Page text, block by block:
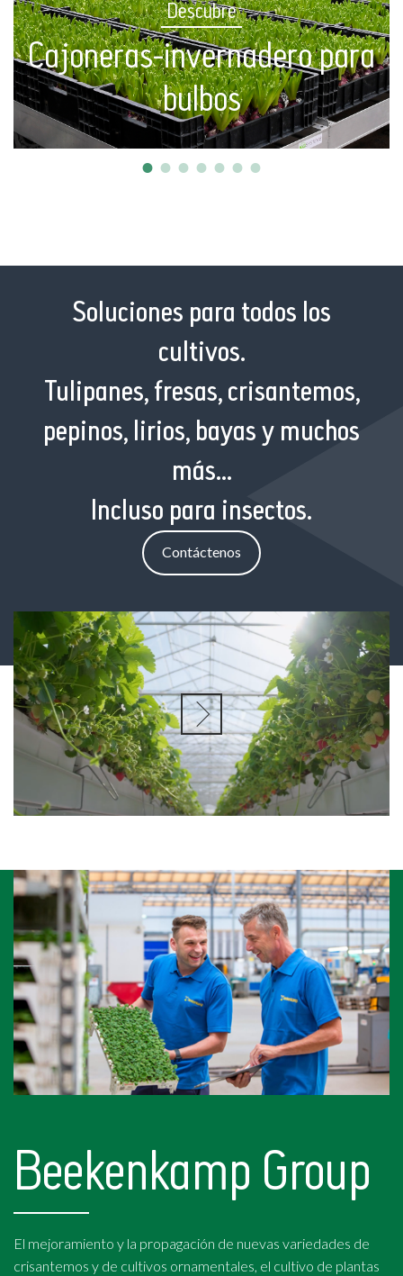
Descubre
Cajoneras-invernadero para
bulbos
Soluciones para todos los
cultivos.
Tulipanes, fresas, crisantemos,
pepinos, lirios, bayas y muchos
más...
Incluso para insectos.
Contáctenos
Beekenkamp Group
El mejoramiento y la propagación de nuevas variedades de
crisantemos y de cultivos ornamentales, el cultivo de plantas